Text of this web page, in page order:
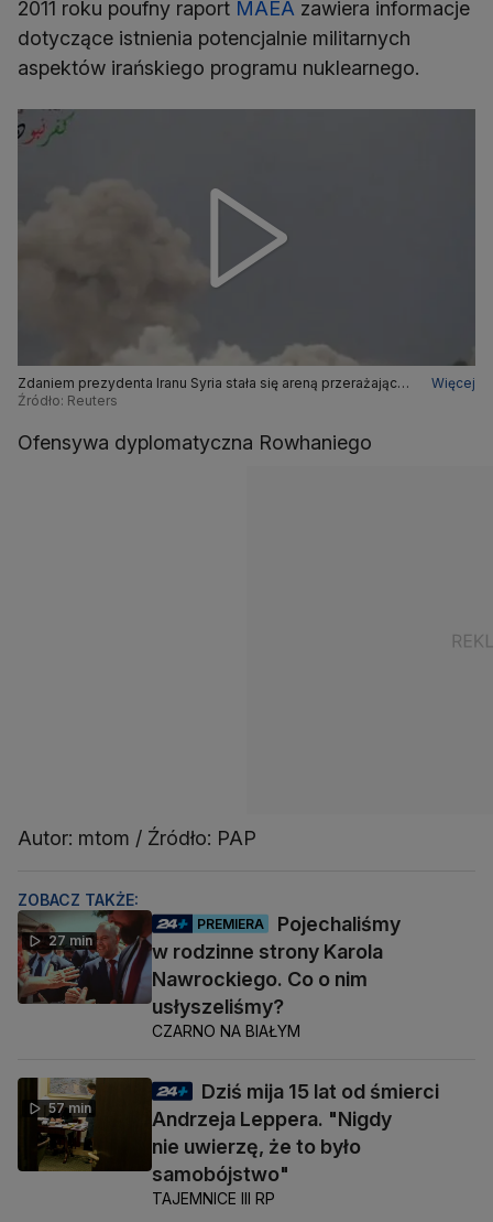
2011 roku poufny raport MAEA zawiera informacje
dotyczące istnienia potencjalnie militarnych
aspektów irańskiego programu nuklearnego.
Zdaniem prezydenta Iranu Syria stała się areną przerażającej
przemocy
Więcej
Źródło: Reuters
Ofensywa dyplomatyczna Rowhaniego
Autor: mtom / Źródło: PAP
ZOBACZ TAKŻE:
27 min
PREMIERA
Pojechaliśmy
w rodzinne strony Karola
Nawrockiego. Co o nim
usłyszeliśmy?
CZARNO NA BIAŁYM
57 min
Dziś mija 15 lat od śmierci
Andrzeja Leppera. "Nigdy
nie uwierzę, że to było
samobójstwo"
TAJEMNICE III RP